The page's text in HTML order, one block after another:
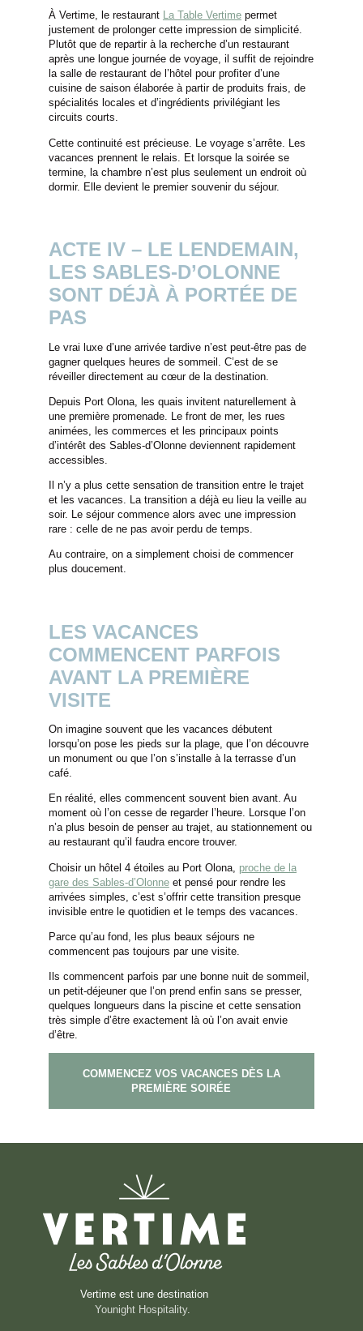
À Vertime, le restaurant La Table Vertimepermet
justement de prolonger cette impression de simplicité.
Plutôt que de repartir à la recherche d’un restaurant
après une longue journée de voyage, il suffit de rejoindre
la salle de restaurant de l’hôtel pour profiter d’une
cuisine de saison élaborée à partir de produits frais, de
spécialités locales et d’ingrédients privilégiant les
circuits courts.
Cette continuité est précieuse. Le voyage s’arrête. Les
vacances prennent le relais. Et lorsque la soirée se
termine, la chambre n’est plus seulement un endroit où
dormir. Elle devient le premier souvenir du séjour.
ACTE IV – LE LENDEMAIN,
LES SABLES-D’OLONNE
SONT DÉJÀ À PORTÉE DE
PAS
Le vrai luxe d’une arrivée tardive n’est peut-être pas de
gagner quelques heures de sommeil. C’est de se
réveiller directement au cœur de la destination.
Depuis Port Olona, les quais invitent naturellement à
une première promenade. Le front de mer, les rues
animées, les commerces et les principaux points
d’intérêt des Sables-d’Olonne deviennent rapidement
accessibles.
Il n’y a plus cette sensation de transition entre le trajet
et les vacances. La transition a déjà eu lieu la veille au
soir. Le séjour commence alors avec une impression
rare : celle de ne pas avoir perdu de temps.
Au contraire, on a simplement choisi de commencer
plus doucement.
LES VACANCES
COMMENCENT PARFOIS
AVANT LA PREMIÈRE
VISITE
On imagine souvent que les vacances débutent
lorsqu’on pose les pieds sur la plage, que l’on découvre
un monument ou que l’on s’installe à la terrasse d’un
café.
En réalité, elles commencent souvent bien avant. Au
moment où l’on cesse de regarder l’heure. Lorsque l’on
n’a plus besoin de penser au trajet, au stationnement ou
au restaurant qu’il faudra encore trouver.
Choisir un hôtel 4 étoiles au Port Olona, proche de la
gare des Sables-d’Olonneet pensé pour rendre les
arrivées simples, c’est s’offrir cette transition presque
invisible entre le quotidien et le temps des vacances.
Parce qu’au fond, les plus beaux séjours ne
commencent pas toujours par une visite.
Ils commencent parfois par une bonne nuit de sommeil,
un petit-déjeuner que l’on prend enfin sans se presser,
quelques longueurs dans la piscine et cette sensation
très simple d’être exactement là où l’on avait envie
d’être.
COMMENCEZ VOS VACANCES DÈS LA
PREMIÈRE SOIRÉE
Vertime est une destination
Younight Hospitality.
ÉVÉNEMENTS
ACTIVITÉS
OFFRES
GALERIE
BLOG
ENGAGEMENT
CONTACT & ACCÈS
RÉSERVER
HÔTEL
RESTAURANT
PRIVATISATION